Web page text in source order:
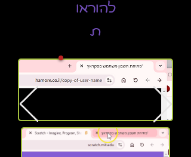
להוראו
ת